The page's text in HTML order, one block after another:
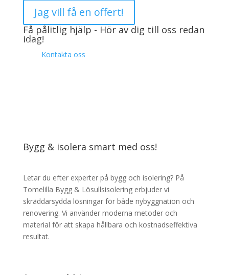
Jag vill få en offert!
Få pålitlig hjälp - Hör av dig till oss redan
idag!
Kontakta oss
Bygg & isolera smart med oss!
Letar du efter experter på bygg och isolering? På
Tomelilla Bygg & Lösullsisolering erbjuder vi
skräddarsydda lösningar för både nybyggnation och
renovering. Vi använder moderna metoder och
material för att skapa hållbara och kostnadseffektiva
resultat.